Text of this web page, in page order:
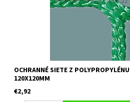
OCHRANNÉ SIETE Z
120X120MM
€2,92